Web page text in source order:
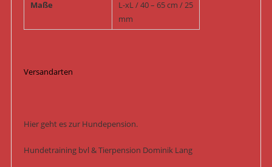
Maße
L-xL / 40 – 65 cm / 25
mm
Versandarten
Hier geht es zur Hundepension.
Hundetraining bvl & Tierpension Dominik Lang